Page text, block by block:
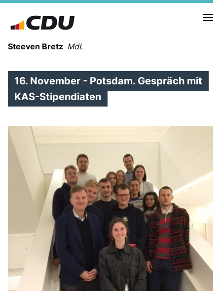
Steeven Bretz MdL
MEIN BÜRGERBÜRO
MEIN WAHLKREIS
ZIELE
Redebeiträge
Anträge CDU
Kleine Anfragen
CDU Deutschland
CDU Fraktion im Brandenburger Landtag
16. November - Potsdam. Gespräch mit
KAS-Stipendiaten